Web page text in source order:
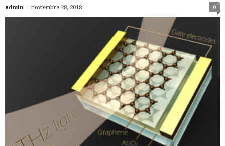
admin - noviembre 28, 2018 0